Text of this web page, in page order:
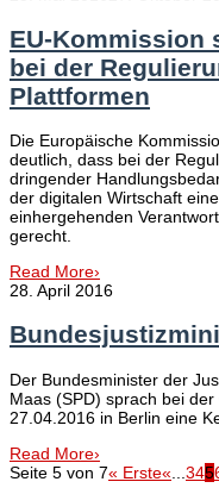
EU-Kommission
bei der
Plattformen
Die Europäische
deutlich, dass bei der
dringender
der digitalen Wirtschaft
einhergehenden
gerecht.
Read More›
28. April 2016
Der Bundesminister der
Maas (SPD) sprach bei
27.04.2016 in Berlin eine
Read More›
Seite 5 von 7« Erste« 345